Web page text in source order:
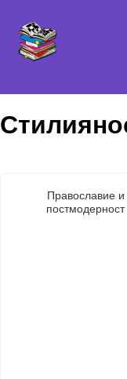
Православие и
постмодерност